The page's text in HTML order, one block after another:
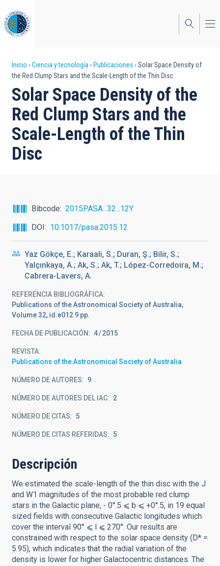
al
contenido
principal
Sobrescribir
enlaces
de
ayuda
a
la
Inicio Ciencia y tecnología Publicaciones
Solar Space Density of
the Red Clump Stars and the Scale-Length of the Thin Disc
Solar Space Density of the
Red Clump Stars and the
Scale-Length of the Thin
Disc
Bibcode
2015PASA...32...12Y
DOI
10.1017/pasa.2015.12
Yaz Gökçe, E.; Karaali, S.; Duran, Ş.; Bilir, S.;
Yalçınkaya, A.; Ak, S.; Ak, T.; López-Corredoira, M.;
Cabrera-Lavers, A.
REFERENCIA BIBLIOGRÁFICA
Publications of the Astronomical Society of Australia,
Volume 32, id.e012 9 pp.
FECHA DE PUBLICACIÓN: 4 2015
REVISTA
Publications of the Astronomical Society of Australia
NÚMERO DE AUTORES 9
NÚMERO DE AUTORES DEL IAC 2
NÚMERO DE CITAS 5
NÚMERO DE CITAS REFERIDAS 5
Descripción
We estimated the scale-length of the thin disc with the J
and W1 magnitudes of the most probable red clump
stars in the Galactic plane, - 0°.5 ⩽ b ⩽ +0°.5, in 19 equal
sized fields with consecutive Galactic longitudes which
cover the interval 90° ⩽ l ⩽ 270°. Our results are
constrained with respect to the solar space density (D* =
5.95), which indicates that the radial variation of the
density is lower for higher Galactocentric distances. The